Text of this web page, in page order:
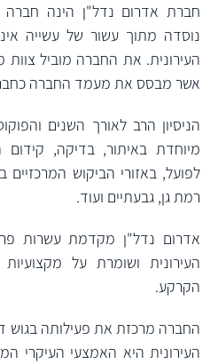
חברת אדרום נדל"ן הינה
נוסדה מתוך עשור של עשייה
העירונית. את החברה מוביל צוות
אשר מבסס את מעמד החברה
הניסיון הרב לאורך השנים
מיוחדת באיתור, בדיקה, קידום
לפועל, באזורי הביקוש
רמת גן, גבעתיים ועוד.
אדרום נדל"ן מקדמת עשרות
העירונית ושומרת על
הקרקע.
החברה מרכזת את פעילותה
העירונית היא האמצעי העיקרי